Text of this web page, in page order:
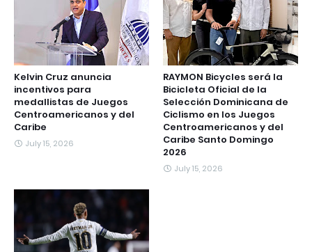
Kelvin Cruz anuncia
incentivos para
medallistas de Juegos
Centroamericanos y del
Caribe
July 15, 2026
RAYMON Bicycles será la
Bicicleta Oficial de la
Selección Dominicana de
Ciclismo en los Juegos
Centroamericanos y del
Caribe Santo Domingo
2026
July 15, 2026